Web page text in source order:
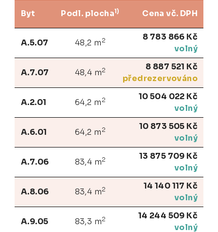
Byt Podl. plocha1) Cena vč. DPH
A.5.07 48,2 m 2
8 783 866 Kč
volný
A.7.07 48,4 m2
8 887 521 Kč
předrezervováno
A.2.01 64,2 m 2
10 504 022 Kč
volný
A.6.01 64,2 m 2
10 873 505 Kč
volný
A.7.06 83,4 m2
13 875 709 Kč
volný
A.8.06 83,4 m2
14 140 117 Kč
volný
A.9.05 83,3 m2
14 244 509 Kč
volný